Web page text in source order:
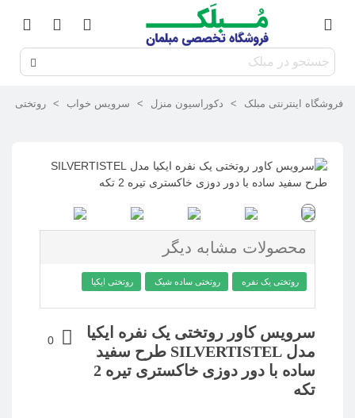
فروشگاه اینترنتی مبلک > دکوراسیون منزل > سرویس خواب > روتختی
محصولات مشابه دیگر
روتختی یک نفره روتختی ساده شیک روتختی ایکیا
سرویس کاور روتختی یک نفره ایکیا
مدل SILVERTISTEL طرح سفید
ساده با دور دوزی خاکستری تیره 2
تکه
0